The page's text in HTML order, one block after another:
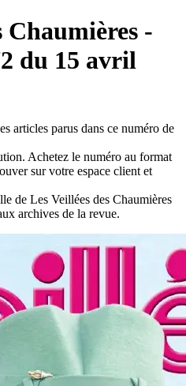
Chaumières -
du 15 avril
articles parus dans ce numéro de
Achetez le numéro au format
sur votre espace client et
de Les Veillées des Chaumières
archives de la revue.